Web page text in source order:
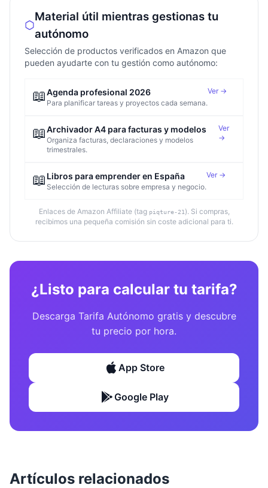
Material útil mientras gestionas tu
autónomo
Selección de productos verificados en Amazon que
pueden ayudarte con tu gestión como autónomo:
📖Agenda profesional 2026
Para planificar tareas y proyectos cada semana.
Ver →
📖Archivador A4 para facturas y modelos
Organiza facturas, declaraciones y modelos
trimestrales.
Ver
→
📖 Libros para emprender en España
Selección de lecturas sobre empresa y negocio.
Ver →
Enlaces de Amazon Affiliate (tag piqture-21 ). Si compras,
recibimos una pequeña comisión sin coste adicional para ti.
¿Listo para calcular tu tarifa?
Descarga Tarifa Autónomo gratis y descubre
tu precio por hora.
App Store
Google Play
Artículos relacionados